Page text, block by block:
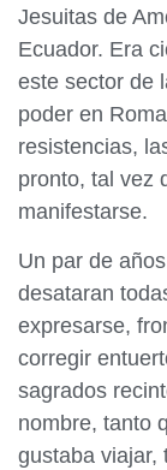
Jesuitas de
Ecuador. Era
este sector de
poder en
resistencias,
pronto, tal vez
manifestarse.
Un par de
desataran
expresarse,
corregir
sagrados
nombre, tanto
gustaba viajar,